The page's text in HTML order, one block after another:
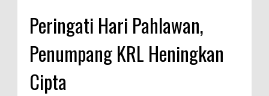
Peringati Hari Pahlawan,
Penumpang KRL Heningkan
Cipta